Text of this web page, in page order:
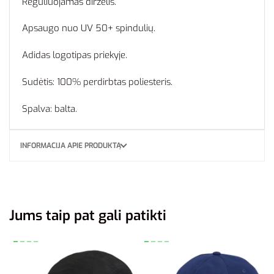
Apsaugo nuo UV 50+ spindulių.
Adidas logotipas priekyje.
Sudėtis: 100% perdirbtas poliesteris.
Spalva: balta.
INFORMACIJA APIE PRODUKTĄ
Jums taip pat gali patikti